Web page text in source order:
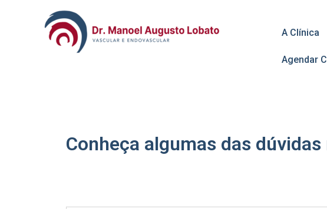
A Clínica
Agendar
Conheça algumas das